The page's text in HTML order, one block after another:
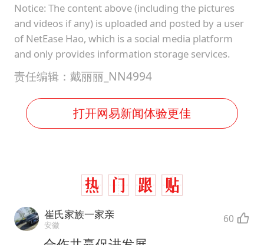
Notice: The content above (including the pictures
and videos if any) is uploaded and posted by a user
of NetEase Hao, which is a social media platform
and only provides information storage services.
责任编辑：戴丽丽_NN4994
打开网易新闻体验更佳
崔氏家族一家亲
安徽 60